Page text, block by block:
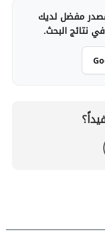
مفضل لديك
نتائج البحث.